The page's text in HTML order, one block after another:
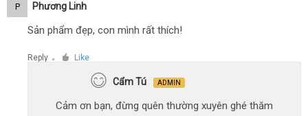
P Phương Linh
Sản phẩm đẹp, con mình rất thích!
Reply ● Like
Cẩm Tú ADMIN
Cảm ơn bạn, đừng quên thường xuyên ghé thăm